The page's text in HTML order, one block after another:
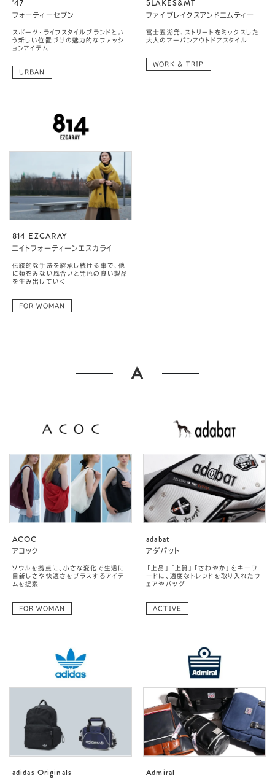
'47
フォーティーセブン
スポーツ・ライフスタイルブランドとい
う新しい位置づけの魅力的なファッシ
ョンアイテム
URBAN
5LAKES&MT
ファイブレイクスアンドエムティー
富士五湖発、ストリートをミックスした
大人のアーバンアウトドアスタイル
WORK & TRIP
814 EZCARAY
エイトフォーティーンエスカライ
伝統的な手法を継承し続ける事で、他
に類をみない風合いと発色の良い製品
を生み出していく
FOR WOMAN
A
ACOC
アコック
ソウルを拠点に、小さな変化で生活に
目新しさや快適さをプラスするアイテ
ムを提案
FOR WOMAN
adabat
アダバット
「上品」「上質」「さわやか」をキーワ
ードに、適度なトレンドを取り入れたウ
ェアやバッグ
ACTIVE
adidas Originals Admiral